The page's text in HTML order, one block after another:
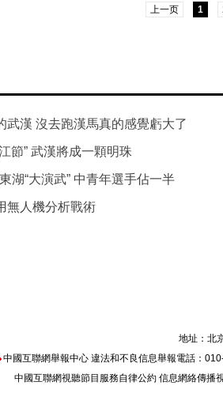
上一页 1
武漢 沒去跑漢馬真的感覺虧大了
節” 武漢將成一顆明珠
湖“大演武” 中青年選手佔一半
無人機分析戰術
地址：北
中國互聯網舉報中心違法和不良信息舉報電話：
中國互聯網視聽節目服務自律公約信息網絡傳播